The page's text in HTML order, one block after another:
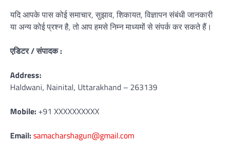
यदि आपके पास कोई समाचार, सुझाव, शिकायत, विज्ञापन संबंधी जानकारी
या अन्य कोई प्रश्न है, तो आप हमसे निम्न माध्यमों से संपर्क कर सकते हैं।
एडिटर / संपादक :
Address:
Haldwani, Nainital, Uttarakhand – 263139
Mobile: +91 XXXXXXXXXX
Email:samacharshagun@gmail.com